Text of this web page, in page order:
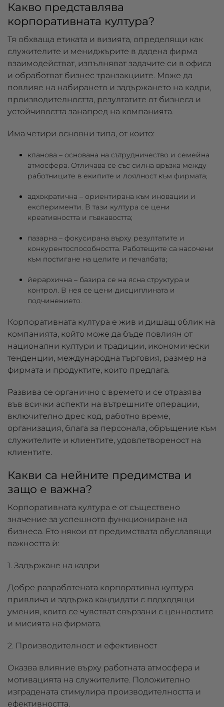
Какво представлява
корпоративната култура?
Тя обхваща етиката и визията, определящи как
служителите и мениджърите в дадена фирма
взаимодействат, изпълняват задачите си в офиса
и обработват бизнес транзакциите. Може да
повлияе на набирането и задържането на кадри,
производителността, резултатите от бизнеса и
устойчивостта занапред на компанията.
Има четири основни типа, от които:
кланова – основана на сътрудничество и семейна
атмосфера. Отличава се със силна връзка между
работниците в екипите и лоялност към фирмата;
адхократична – ориентирана към иновации и
експерименти. В тази култура се цени
креативността и гъвкавостта;
пазарна – фокусирана върху резултатите и
конкурентоспособността. Работещите са насочени
към постигане на целите и печалбата;
йерархична – базира се на ясна структура и
контрол. В нея се цени дисциплината и
подчинението.
Корпоративната култура е жив и дишащ облик на
компанията, който може да бъде повлиян от
национални култури и традиции, икономически
тенденции, международна търговия, размер на
фирмата и продуктите, които предлага.
Развива се органично с времето и се отразява
във всички аспекти на вътрешните операции,
включително дрес код, работно време,
организация, блага за персонала, обръщение към
служителите и клиентите, удовлетвореност на
клиентите.
Какви са нейните предимства и
защо е важна?
Корпоративната култура е от съществено
значение за успешното функциониране на
бизнеса. Ето някои от предимствата обуславящи
важността ѝ:
1. Задържане на кадри
Добре разработената корпоративна култура
привлича и задържа кандидати с подходящи
умения, които се чувстват свързани с ценностите
и мисията на фирмата.
2. Производителност и ефективност
Оказва влияние върху работната атмосфера и
мотивацията на служителите. Положително
изградената стимулира производителността и
ефективността.